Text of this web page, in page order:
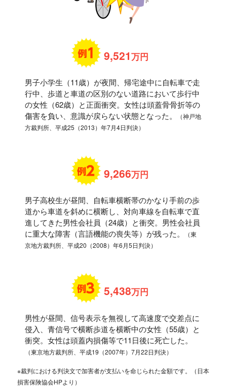
9,521万円
男子小学生（11歳）が夜間、帰宅途中に自転車で走
行中、歩道と車道の区別のない道路において歩行中
の女性（62歳）と正面衝突。女性は頭蓋骨骨折等の
傷害を負い、意識が戻らない状態となった。
（神戸地
方裁判所、平成25（2013）年7月4日判決）
9,266万円
男子高校生が昼間、自転車横断帯のかなり手前の歩
道から車道を斜めに横断し、対向車線を自転車で直
進してきた男性会社員（24歳）と衝突。男性会社員
に重大な障害（言語機能の喪失等）が残った。
（東
京地方裁判所、平成20（2008）年6月5日判決）
5,438万円
男性が昼間、信号表示を無視して高速度で交差点に
侵入、青信号で横断歩道を横断中の女性（55歳）と
衝突。女性は頭蓋内損傷等で11日後に死亡した。
（東京地方裁判所、平成19（2007年）7月22日判決）
※裁判における判決文で加害者が支払いを命じられた金額です。（日本
損害保険協会HPより）